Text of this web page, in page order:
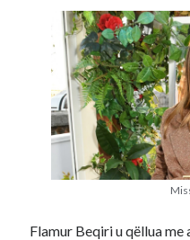
Flamur Beqiri u qëllua me